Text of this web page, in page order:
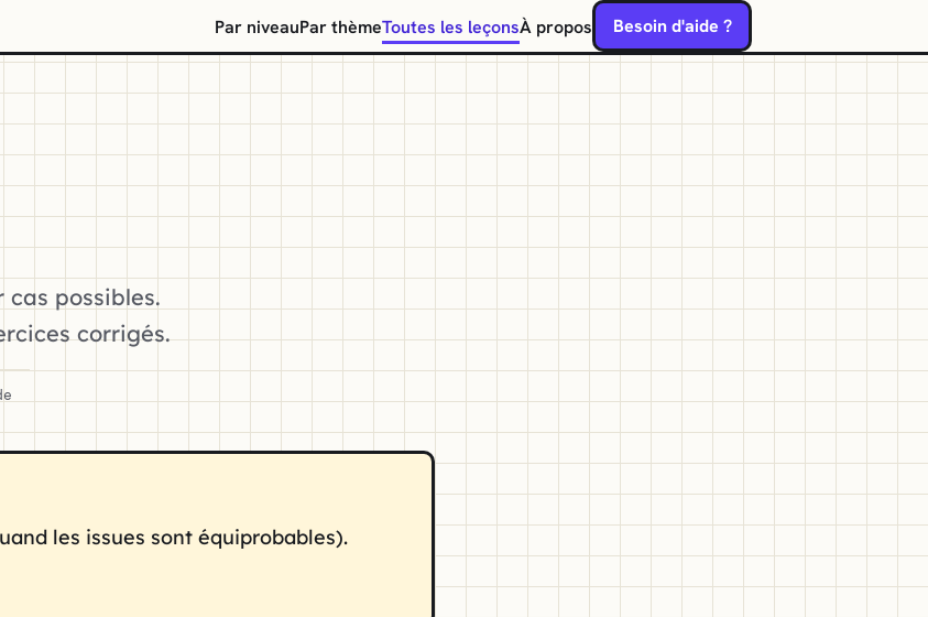
Par niveauPar thèmeToutes les leçonsÀ propos Besoin d'aide ?
possibles.
corrigés.
les issues sont équiprobables).